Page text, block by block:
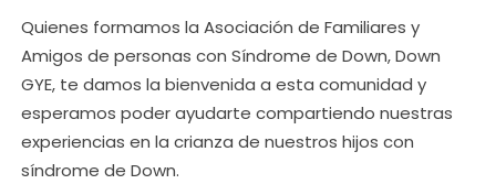
Quienes formamos la Asociación de Familiares y
Amigos de personas con Síndrome de Down, Down
GYE, te damos la bienvenida a esta comunidad y
esperamos poder ayudarte compartiendo nuestras
experiencias en la crianza de nuestros hijos con
síndrome de Down.